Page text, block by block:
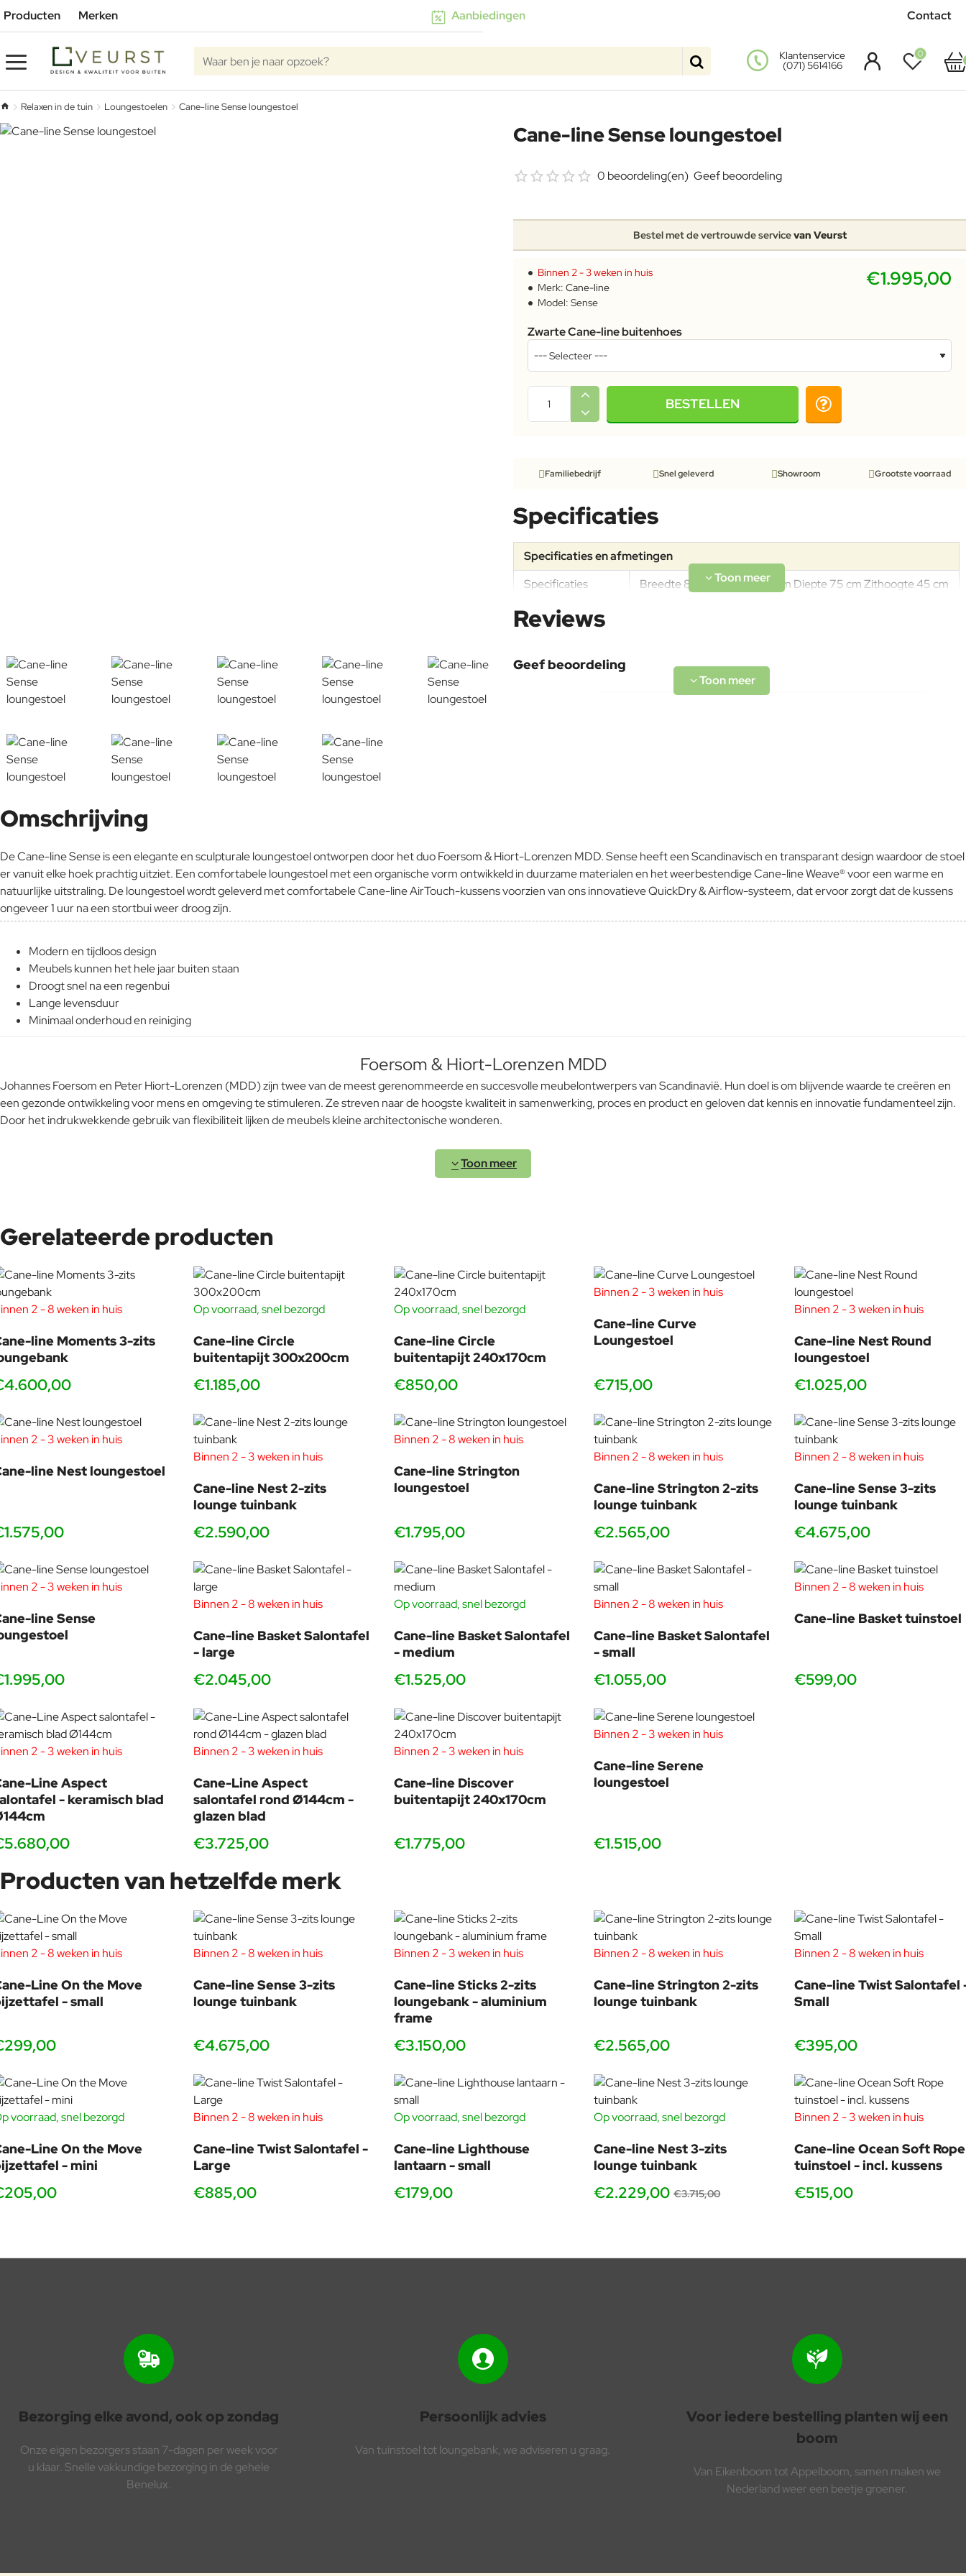
Producten Merken Aanbiedingen Contact
Waar ben je naar opzoek?
Klantenservice
(071) 5614166
0
Relaxen in de tuin Loungestoelen Cane-line Sense loungestoel
Cane-line Sense loungestoel
Bestel met de vertrouwde servicevan Veurst
0 beoordeling(en) Geef beoordeling
€1.995,00
Binnen 2 - 3 weken in huis
Merk: Cane-line
Model: Sense
Zwarte Cane-line buitenhoes
BESTELLEN
Familiebedrijf Snel geleverd Showroom Grootste voorraad
Specificaties
Specificaties en afmetingen
Specificaties
Breedte 80 cm Hoogte 72 cm Diepte 75 cm Zithoogte 45 cm
Reviews
Geef beoordeling
Waardering:
Verder
Omschrijving
De Cane-line Sense is een elegante en sculpturale loungestoel ontworpen door het duo Foersom & Hiort-Lorenzen MDD. Sense heeft een Scandinavisch en transparant design waardoor de stoel
er vanuit elke hoek prachtig uitziet. Een comfortabele loungestoel met een organische vorm ontwikkeld in duurzame materialen en het weerbestendige Cane-line Weave® voor een warme en
natuurlijke uitstraling. De loungestoel wordt geleverd met comfortabele Cane-line AirTouch-kussens voorzien van ons innovatieve QuickDry & Airflow-systeem, dat ervoor zorgt dat de kussens
ongeveer 1 uur na een stortbui weer droog zijn.
Modern en tijdloos design
Meubels kunnen het hele jaar buiten staan
Droogt snel na een regenbui
Lange levensduur
Minimaal onderhoud en reiniging
Foersom & Hiort-Lorenzen MDD
Johannes Foersom en Peter Hiort-Lorenzen (MDD) zijn twee van de meest gerenommeerde en succesvolle meubelontwerpers van Scandinavië. Hun doel is om blijvende waarde te creëren en
een gezonde ontwikkeling voor mens en omgeving te stimuleren. Ze streven naar de hoogste kwaliteit in samenwerking, proces en product en geloven dat kennis en innovatie fundamenteel zijn.
Door het indrukwekkende gebruik van flexibiliteit lijken de meubels kleine architectonische wonderen.
Gerelateerde producten
2 - 8 weken in huis
line Moments 3-zits
Op voorraad, snel bezorgd
Cane-line Circle
buitentapijt 300x200cm
€1.185,00
Op voorraad, snel bezorgd
Cane-line Circle
buitentapijt 240x170cm
€850,00
Binnen 2 - 3 weken in huis
Cane-line Curve
Loungestoel
€715,00
Binnen 2 - 3 weken in huis
Cane-line Nest Round
loungestoel
€1.025,00
2 - 3 weken in huis
line Nest loungestoel
Binnen 2 - 3 weken in huis
Cane-line Nest 2-zits
lounge tuinbank
€2.590,00
Binnen 2 - 8 weken in huis
Cane-line Strington
loungestoel
€1.795,00
Binnen 2 - 8 weken in huis
Cane-line Strington 2-zits
lounge tuinbank
€2.565,00
Binnen 2 - 8 weken in huis
Cane-line Sense 3-zits
lounge tuinbank
€4.675,00
2 - 3 weken in huis
line Sense
Binnen 2 - 8 weken in huis
Cane-line Basket Salontafel
- large
€2.045,00
Op voorraad, snel bezorgd
Cane-line Basket Salontafel
- medium
€1.525,00
Binnen 2 - 8 weken in huis
Cane-line Basket Salontafel
- small
€1.055,00
Binnen 2 - 8 weken in huis
Cane-line Basket tuinstoel
€599,00
2 - 3 weken in huis
Line Aspect
- keramisch blad
Binnen 2 - 3 weken in huis
Cane-Line Aspect
salontafel rond Ø144cm -
glazen blad
€3.725,00
Binnen 2 - 3 weken in huis
Cane-line Discover
buitentapijt 240x170cm
€1.775,00
Binnen 2 - 3 weken in huis
Cane-line Serene
loungestoel
€1.515,00
Producten van hetzelfde merk
2 - 8 weken in huis
Line On the Move
- small
Binnen 2 - 8 weken in huis
Cane-line Sense 3-zits
lounge tuinbank
€4.675,00
Binnen 2 - 3 weken in huis
Cane-line Sticks 2-zits
loungebank - aluminium
frame
€3.150,00
Binnen 2 - 8 weken in huis
Cane-line Strington 2-zits
lounge tuinbank
€2.565,00
Binnen 2 - 8 weken in huis
Cane-line Twist Salontafel
Small
€395,00
voorraad, snel bezorgd
Line On the Move
- mini
Binnen 2 - 8 weken in huis
Cane-line Twist Salontafel -
Large
€885,00
Op voorraad, snel bezorgd
Cane-line Lighthouse
lantaarn - small
€179,00
Op voorraad, snel bezorgd
Cane-line Nest 3-zits
lounge tuinbank
€2.229,00 €3.715,00
Binnen 2 - 3 weken in huis
Cane-line Ocean Soft Rope
tuinstoel - incl. kussens
€515,00
Bezorging elke avond, ook op zondag
Onze eigen bezorgers staan 7-dagen per week voor
u klaar. Snelle vakkundige bezorging in de gehele
Benelux.
Persoonlijk advies
Van tuinstoel tot loungebank, we adviseren u graag.
Voor iedere bestelling planten wij een
boom
Van Eikenboom tot Appelboom, samen maken we
Nederland weer een beetje groener.